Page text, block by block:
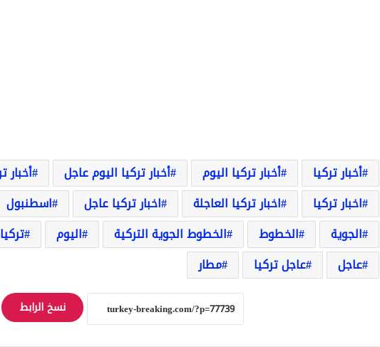
أخبار تركيا أخبار تركيا اليوم أخبار تركيا اليوم عاجل
أخبار
اخبار تركيا
اخبار تركيا العاجلة اخبار تركيا عاجل اسطنبول
الجوية
الخطوط الخطوط الجوية التركية اليوم تركيا
عاجل
عاجل تركيا مطار
نسخ الرابط